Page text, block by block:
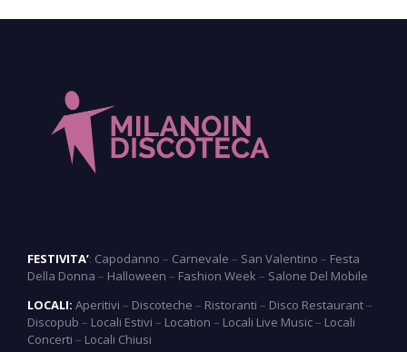
FESTIVITA’: Capodanno – Carnevale – San Valentino – Festa
Della Donna – Halloween – Fashion Week – Salone Del Mobile
LOCALI: Aperitivi – Discoteche – Ristoranti – Disco Restaurant–
Discopub – Locali Estivi – Location – Locali Live Music– Locali
Concerti – Locali Chiusi